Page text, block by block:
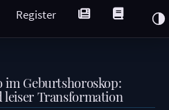
Register
Geburtshoroskop:
leiser Transformation